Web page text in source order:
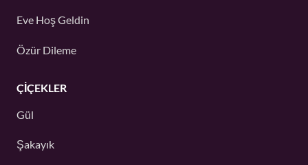
Eve Hoş Geldin
Özür Dileme
ÇIÇEKLER
Gül
Şakayık